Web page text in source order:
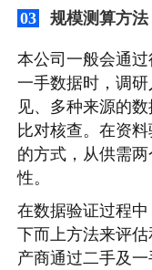
03 规模测算方法
本公司一般会通
一手数据时，调
见、多种来源的
比对核查。在资
的方式，从供需
性。
在数据验证过程
下而上方法来评
产商通过二手及